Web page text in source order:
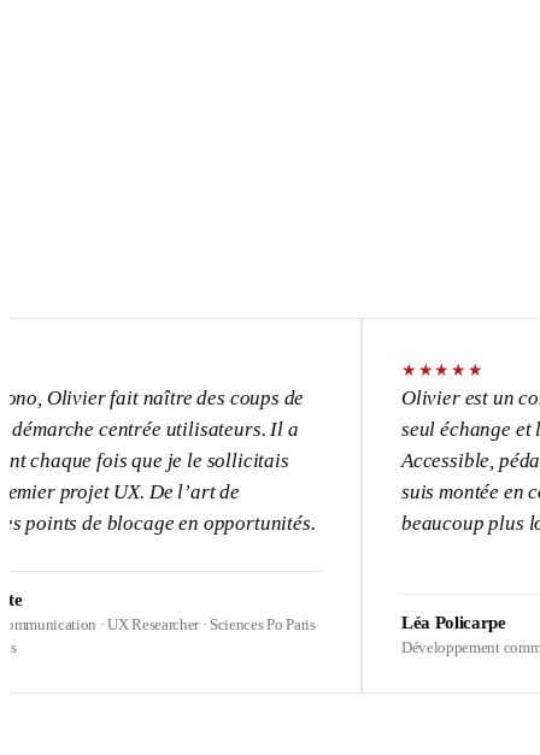
fait naître des coups de
centrée utilisateurs. Il a
fois que je le sollicitais
UX. De l’art de
de blocage en opportunités.
· UX Researcher · Sciences Po Paris
★
Olivier est un
seul échange et l’UX
Accessible,
suis montée en
beaucoup plus loin sur
Léa Policarpe
Développement commercial ·